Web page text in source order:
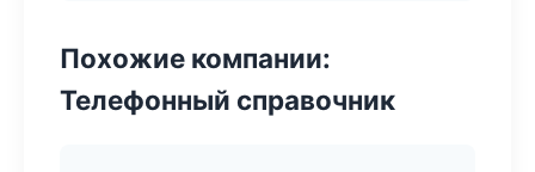
Похожие компании:
Телефонный справочник